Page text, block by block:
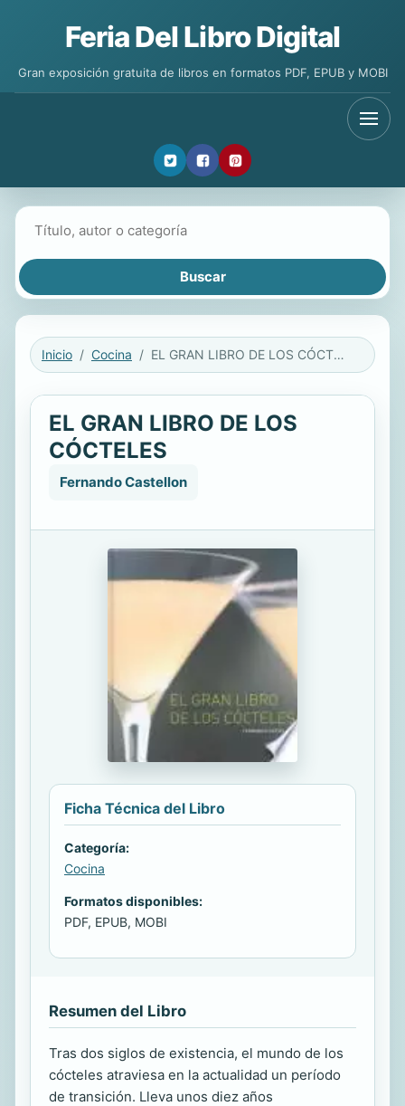
Feria Del Libro Digital
Gran exposición gratuita de libros en formatos PDF, EPUB y MOBI
Inicio Cocina EL GRAN LIBRO DE LOS CÓCTELES
EL GRAN LIBRO DE LOS
CÓCTELES
Fernando Castellon
Ficha Técnica del Libro
Categoría:
Cocina
Formatos disponibles:
PDF, EPUB, MOBI
Resumen del Libro
Tras dos siglos de existencia, el mundo de los
cócteles atraviesa en la actualidad un período
de transición. Lleva unos diez años